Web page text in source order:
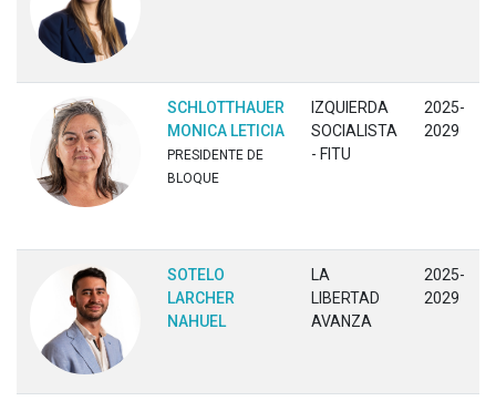
SCHLOTTHAUER
MONICA LETICIA
PRESIDENTE DE
BLOQUE
IZQUIERDA
SOCIALISTA
- FITU
2025-
2029
SOTELO
LARCHER
NAHUEL
LA
LIBERTAD
AVANZA
2025-
2029